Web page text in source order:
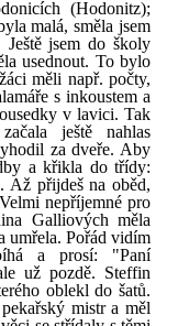
(Hodonitz);
malá, směla jsem
jsem do školy
usednout. To bylo
měli např. počty,
s inkoustem a
v lavici. Tak
ještě nahlas
za dveře. Aby
a křikla do třídy:
Až přijdeš na oběd,
nepříjemné pro
Galliových měla
umřela. Pořád vidím
a prosí: "Paní
už pozdě. Steffin
oblekl do šatů.
mistr a měl